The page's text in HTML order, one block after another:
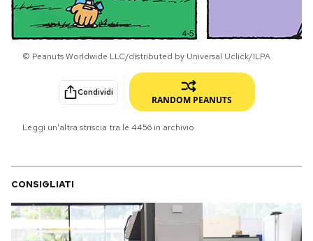
Sport
Mondiali calcio 2026
NEWSLETTER
I MIEI PREFERITI
SHOP
© Peanuts Worldwide LLC/distributed by Universal Uclick/ILPA
Condividi
RANDOM PEANUTS
Leggi un'altra striscia tra le 4456 in archivio
CONSIGLIATI